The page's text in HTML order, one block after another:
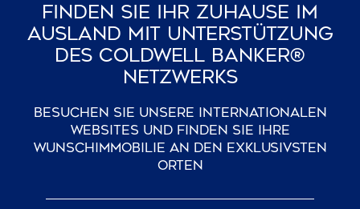
Finden Sie Ihr Zuhause Im
Ausland Mit Unterstützung
Des Coldwell Banker®
Netzwerks
Besuchen Sie unsere internationalen
Websites und finden Sie Ihre
Wunschimmobilie an den exklusivsten
Orten
Konfiguration speichern Alle akzeptieren